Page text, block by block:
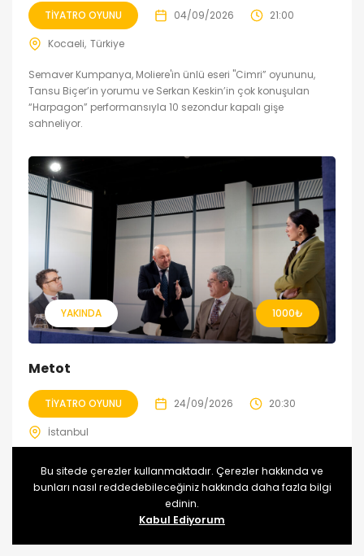
TIYATRO OYUNU 04/09/2026 21:00
Kocaeli Türkiye
Semaver Kumpanya, Moliere'in ünlü eseri "Cimri” oyununu,
Tansu Biçer’in yorumu ve Serkan Keskin’in çok konuşulan
“Harpagon” performansıyla 10 sezondur kapalı gişe
sahneliyor.
YAKINDA 1000₺
Metot
TIYATRO OYUNU 24/09/2026 20:30
İstanbul
hünerlerini ortaya koyup işi kapabilmek için gizem dolu
sınavlardan geçecekler.
Bu sitede çerezler kullanmaktadır. Çerezler hakkında ve
bunları nasıl reddedebileceğiniz hakkında daha fazla bilgi
edinin.
Kabul Ediyorum